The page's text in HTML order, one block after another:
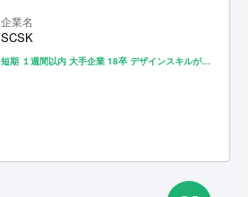
企業名
SCSK
短期 １週間以内 大手企業 18卒 デザインスキルが身につく